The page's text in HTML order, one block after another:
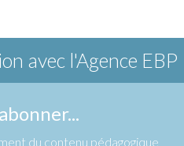
avec l'Agence EBP
du contenu pédagogique